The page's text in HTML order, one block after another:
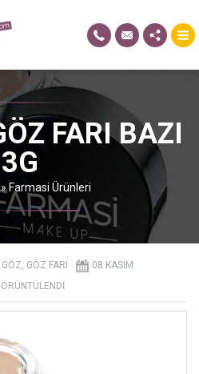
FARI BAZI
3G
Farmasi Ürünleri
GÖZ, GÖZ FARI
08 KASIM